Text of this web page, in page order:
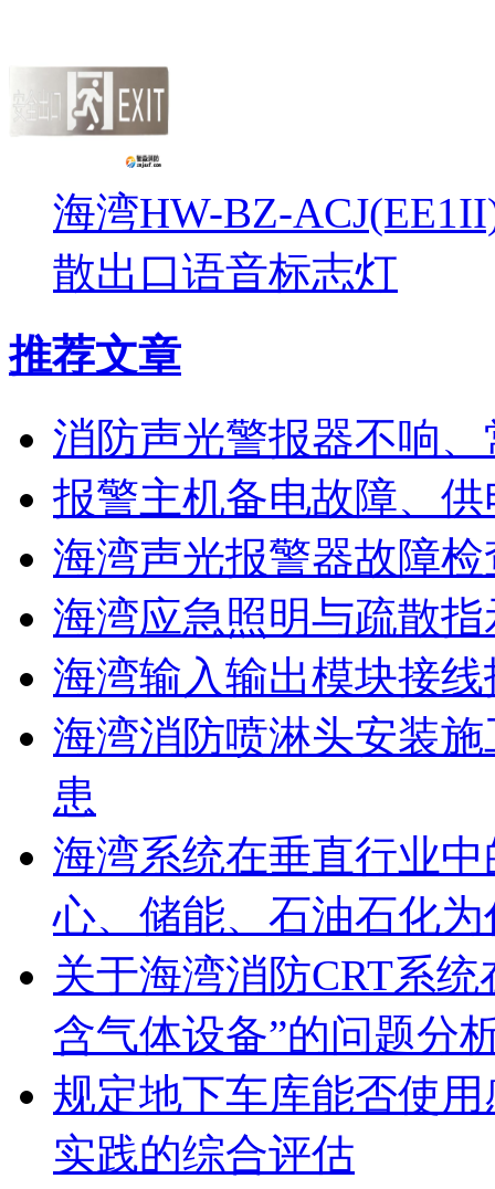
海湾HW-BZ-
散出口语音标志灯
推荐文章
消防声光警报器不响
报警主机备电故障、
海湾声光报警器故障
海湾应急照明与疏散
海湾输入输出模块接
海湾消防喷淋头安装
患
海湾系统在垂直行业
心、储能、石油石化
关于海湾消防CRT系
含气体设备”的问题分
规定地下车库能否使
实践的综合评估